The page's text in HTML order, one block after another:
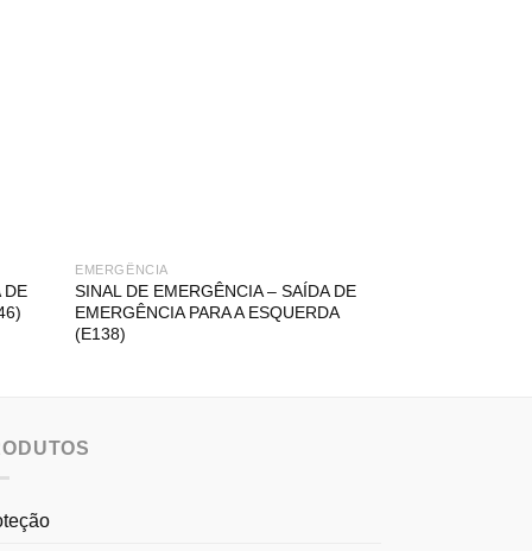
DE
EMERGÊNCIA
SINAL DE EMERGÊNCIA – SAÍDA DE
EMERGÊNCIA PARA A ESQUERDA
(E138)